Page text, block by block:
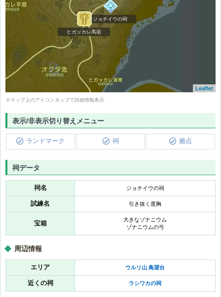
シナタニカカの祠
ジョチイウの祠
ラシタキワカの祠
ヒガッカレ馬宿
作業場
Leaflet
※マップ上のアイコンタップで詳細情報表示
表示/非表示切り替えメニュー
ランドマーク 祠 拠点
祠データ
祠名 ジョチイウの祠
試練名 引き抜く度胸
宝箱
大きなゾナニウム
ゾナニウムの弓
周辺情報
エリア ウルリ山 鳥望台
近くの祠 ラシワカの祠